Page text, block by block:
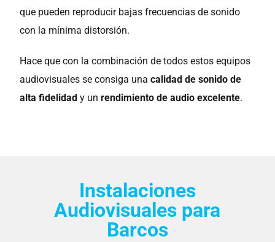
que pueden reproducir bajas frecuencias de sonido
con la mínima distorsión.
Hace que con la combinación de todos estos equipos
audiovisuales se consiga unacalidad de sonido de
alta fidelidad y unrendimiento de audio excelente.
Instalaciones
Audiovisuales para
Barcos